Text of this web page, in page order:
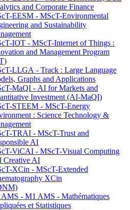
and Corporate Finance
EESM - MScT-Environmental
and Sustainability
IOT - MScT-Internet of Things :
and Management Program
LLGA - Track : Large Language
Graphs and Applications
MaQI - AI for Markets and
Investment (AI-MaQI)
STEEM - MScT-Energy
: Science Technology &
TRAI - MScT-Trust and
AI
ViCAI - MScT-Visual Computing
Creative AI
XCin - MScT-Extended
XCin
- M1 AMS - Mathématiques
et Statistiques